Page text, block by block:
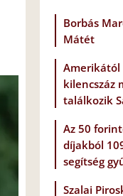
Borbás
Mátét
Amerikától
kilencszáz
találkozik
Az 50
díjakból
segítség
Szalai